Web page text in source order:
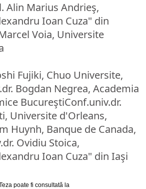
Alin Marius Andrieş,
Ioan Cuza" din
Voia, Universite
Fujiki, Chuo Universite,
Bogdan Negrea, Academia
BucureştiConf.univ.dr.
Universite d'Orleans,
Huynh, Banque de Canada,
Ovidiu Stoica,
Ioan Cuza" din Iaşi
poate fi consultată la